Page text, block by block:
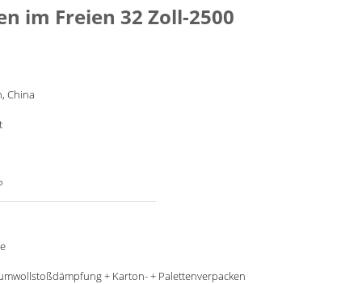
im Freien 32 Zoll-2500
China
+ Karton- + Palettenverpacken